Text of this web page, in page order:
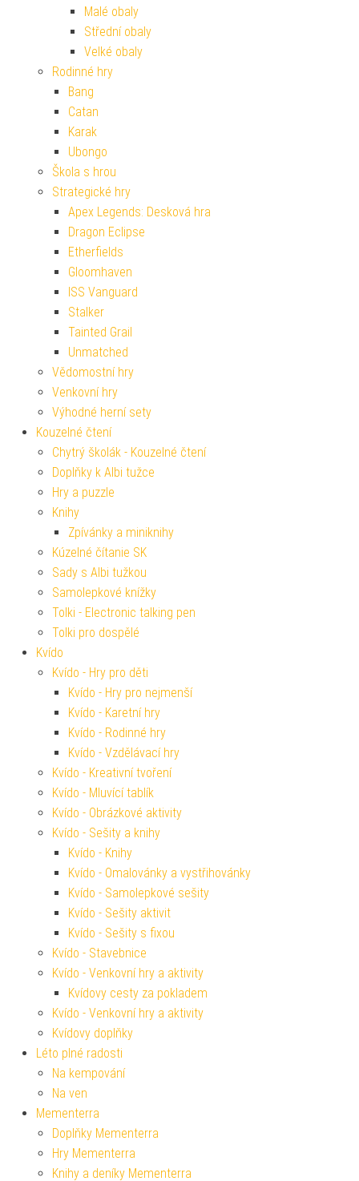
Malé obaly
Střední obaly
Velké obaly
Rodinné hry
Bang
Catan
Karak
Ubongo
Škola s hrou
Strategické hry
Apex Legends: Desková hra
Dragon Eclipse
Etherfields
Gloomhaven
ISS Vanguard
Stalker
Tainted Grail
Unmatched
Vědomostní hry
Venkovní hry
Výhodné herní sety
Kouzelné čtení
Chytrý školák - Kouzelné čtení
Doplňky k Albi tužce
Hry a puzzle
Knihy
Zpívánky a miniknihy
Kúzelné čítanie SK
Sady s Albi tužkou
Samolepkové knížky
Tolki - Electronic talking pen
Tolki pro dospělé
Kvído
Kvído - Hry pro děti
Kvído - Hry pro nejmenší
Kvído - Karetní hry
Kvído - Rodinné hry
Kvído - Vzdělávací hry
Kvído - Kreativní tvoření
Kvído - Mluvící tablík
Kvído - Obrázkové aktivity
Kvído - Sešity a knihy
Kvído - Knihy
Kvído - Omalovánky a vystřihovánky
Kvído - Samolepkové sešity
Kvído - Sešity aktivit
Kvído - Sešity s fixou
Kvído - Stavebnice
Kvído - Venkovní hry a aktivity
Kvídovy cesty za pokladem
Kvído - Venkovní hry a aktivity
Kvídovy doplňky
Léto plné radosti
Na kempování
Na ven
Mementerra
Doplňky Mementerra
Hry Mementerra
Knihy a deníky Mementerra